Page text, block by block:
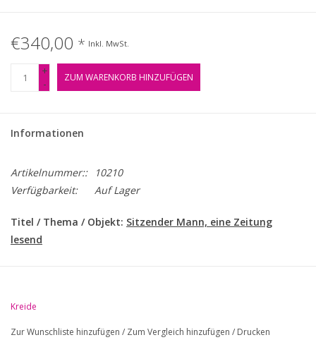
€340,00 * Inkl. MwSt.
+
-
ZUM WARENKORB HINZUFÜGEN
Informationen
Artikelnummer::
10210
Verfügbarkeit:
Auf Lager
Titel / Thema / Objekt: Sitzender Mann, eine Zeitung
lesend
Jahr / Zeitraum:1949
Kreide
Zur Wunschliste hinzufügen / Zum Vergleich hinzufügen / Drucken